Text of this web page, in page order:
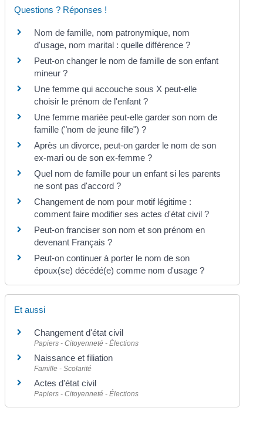
Questions ? Réponses !
Nom de famille, nom patronymique, nom
d'usage, nom marital : quelle différence ?
Peut-on changer le nom de famille de son enfant
mineur ?
Une femme qui accouche sous X peut-elle
choisir le prénom de l'enfant ?
Une femme mariée peut-elle garder son nom de
famille ("nom de jeune fille") ?
Après un divorce, peut-on garder le nom de son
ex-mari ou de son ex-femme ?
Quel nom de famille pour un enfant si les parents
ne sont pas d'accord ?
Changement de nom pour motif légitime :
comment faire modifier ses actes d'état civil ?
Peut-on franciser son nom et son prénom en
devenant Français ?
Peut-on continuer à porter le nom de son
époux(se) décédé(e) comme nom d'usage ?
Et aussi
Changement d'état civil
Papiers - Citoyenneté - Élections
Naissance et filiation
Famille - Scolarité
Actes d'état civil
Papiers - Citoyenneté - Élections